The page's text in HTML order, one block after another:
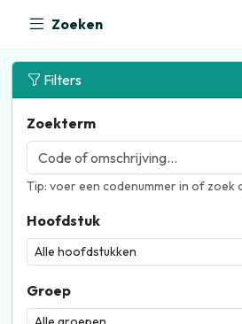
Zoeken
Filters
Zoekterm
Tip: voer een codenummer in of zoek
Hoofdstuk
Groep